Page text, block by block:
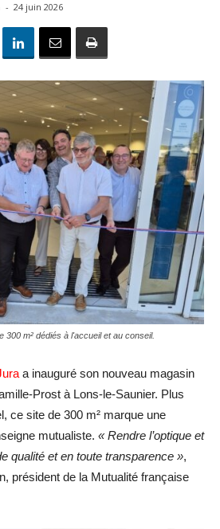
- 24 juin 2026
300 m² dédiés à l'accueil et au conseil.
a inauguré son nouveau magasin
Prost à Lons-le-Saunier. Plus
ce site de 300 m² marque une
mutualiste. « Rendre l’optique et
qualité et en toute transparence »,
président de la Mutualité française